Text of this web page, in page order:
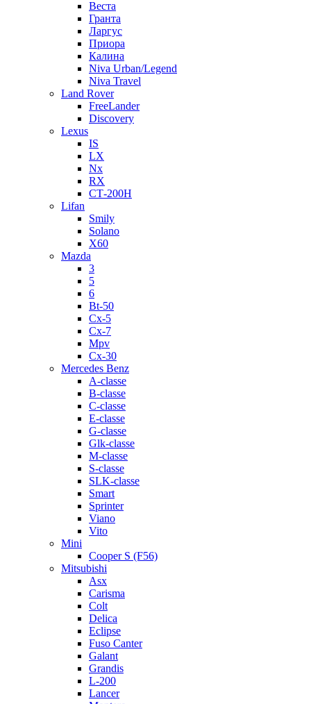
Веста
Гранта
Ларгус
Приора
Калина
Niva Urban/Legend
Niva Travel
Land Rover
FreeLander
Discovery
Lexus
IS
LX
Nx
RX
СТ-200H
Lifan
Smily
Solano
X60
Mazda
3
5
6
Bt-50
Cx-5
Cx-7
Mpv
Cx-30
Mercedes Benz
A-classe
B-classe
C-classe
E-classe
G-classe
Glk-classe
M-classe
S-classe
SLK-classe
Smart
Sprinter
Viano
Vito
Mini
Cooper S (F56)
Mitsubishi
Asx
Carisma
Colt
Delica
Eclipse
Fuso Canter
Galant
Grandis
L-200
Lancer